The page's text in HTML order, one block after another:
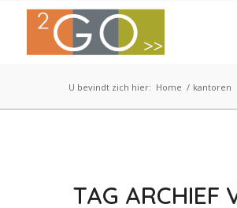
U bevindt zich hier: Home / kantoren
TAG ARCHIEF